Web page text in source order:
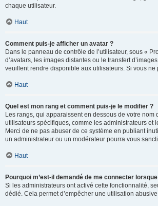
chaque utilisateur.
Haut
Comment puis-je afficher un avatar ?
Dans le panneau de contrôle de l’utilisateur, sous «
d’avatars, les images distantes ou le transfert
veuillent rendre disponible aux utilisateurs. Si vous
Haut
Quel est mon rang et comment puis-je le modifier ?
Les rangs, qui apparaissent en dessous de votre
utilisateurs spécifiques, comme les administrateurs et
Merci de ne pas abuser de ce système en publiant
un administrateur ou un modérateur pourra vous
Haut
Pourquoi m’est-il demandé de me connecter
Si les administrateurs ont activé cette fonctionnalité,
dédié. Cela permet d’empêcher une utilisation